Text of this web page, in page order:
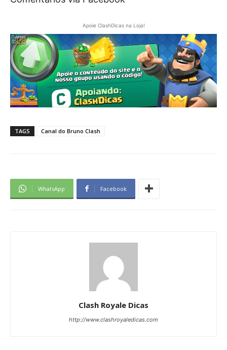
Apoie ClashDicas na Loja!
TAGS Canal do Bruno Clash
WhatsApp Facebook
Clash Royale Dicas
http://www.clashroyaledicas.com